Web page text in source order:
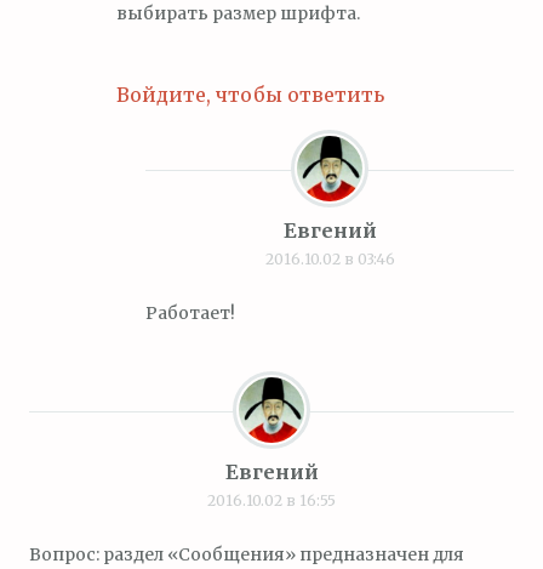
выбирать размер шрифта.
Войдите, чтобы ответить
Евгений
2016.10.02 в 03:46
Работает!
Евгений
2016.10.02 в 16:55
Вопрос: раздел «Сообщения» предназначен для